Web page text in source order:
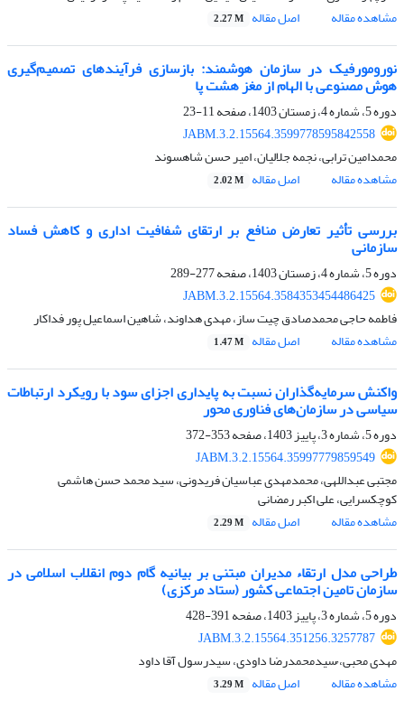
مشاهده مقاله
اصل مقاله 2.27 M
نورومورفیک در سازمان هوشمند: بازسازی فرآیندهای تصمیم‌گیری
هوش مصنوعی با الهام از مغز هشت پا
دوره 5، شماره 4، زمستان 1403، صفحه
11-23
JABM.3.2.15564.3599778595842558
محمدامین ترابی، نجمه جلالیان، امیر حسن شاهسوند
مشاهده مقاله
اصل مقاله 2.02 M
بررسی تأثیر تعارض منافع بر ارتقای شفافیت اداری و کاهش فساد
سازمانی
دوره 5، شماره 4، زمستان 1403، صفحه
277-289
JABM.3.2.15564.3584353454486425
فاطمه حاجی محمدصادق چیت ساز، مهدی هداوند، شاهین اسماعیل پور فداکار
مشاهده مقاله
اصل مقاله 1.47 M
واکنش سرمایه‌گذاران نسبت به پایداری اجزای سود با رویکرد ارتباطات
سیاسی در سازمان‌های فناوری محور
دوره 5، شماره 3، پاییز 1403، صفحه
353-372
JABM.3.2.15564.35997779859549
مجتبی عبداللهی، محمدمهدی عباسیان فریدونی، سید محمد حسن هاشمی
کوچکسرایی، علی اکبر رمضانی
مشاهده مقاله
اصل مقاله 2.29 M
طراحی مدل ارتقا‌ء مدیران مبتنی بر بیانیه گام دوم انقلاب اسلامی در
سازمان تامین اجتماعی کشور (ستاد مرکزی)
دوره 5، شماره 3، پاییز 1403، صفحه
391-428
JABM.3.2.15564.351256.3257787
مهدی محبی، ُسیدمحمدرضا داودی، سیدرسول آقا داود
مشاهده مقاله
اصل مقاله 3.29 M